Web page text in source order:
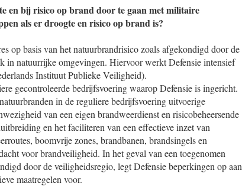
en bij risico op brand door te gaan met militaire
als er droogte en risico op brand is?
op basis van het natuurbrandrisico zoals afgekondigd door de
in natuurrijke omgevingen. Hiervoor werkt Defensie intensief
Instituut Publieke Veiligheid).
gecontroleerde bedrijfsvoering waarop Defensie is ingericht.
in de reguliere bedrijfsvoering uitvoerige
van een eigen brandweerdienst en risicobeheersende
en het faciliteren van een effectieve inzet van
boomvrije zones, brandbanen, brandsingels en
voor brandveiligheid. In het geval van een toegenomen
door de veiligheidsregio, legt Defensie beperkingen op aan
maatregelen voor.